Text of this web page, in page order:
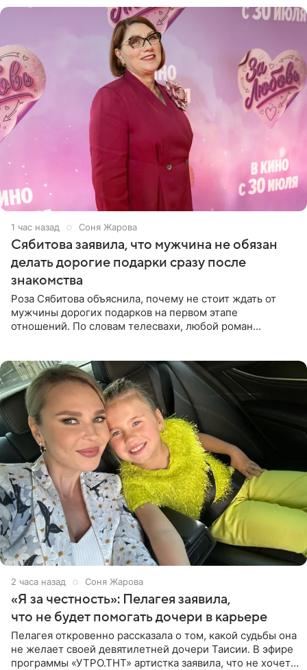
1 час назад Соня Жарова
Сябитова заявила, что мужчина не обязан
делать дорогие подарки сразу после
знакомства
Роза Сябитова объяснила, почему не стоит ждать от
мужчины дорогих подарков на первом этапе
отношений. По словам телесвахи, любой роман
2 часа назад Соня Жарова
«Я за честность»: Пелагея заявила,
что не будет помогать дочери в карьере
Пелагея откровенно рассказала о том, какой судьбы она
не желает своей девятилетней дочери Таисии. В эфире
программы «УТРО.ТНТ» артистка заявила, что не хочет